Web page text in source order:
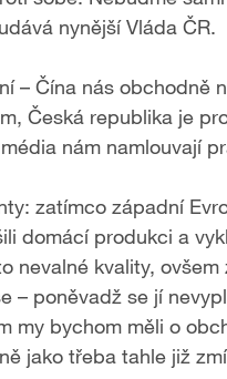
nynější Vláda ČR.
– Čína nás obchodně
Česká republika je
nám namlouvají
zatímco západní
domácí produkci a
nevalné kvality,
– poněvadž se jí
my bychom měli o
jako třeba tahle již